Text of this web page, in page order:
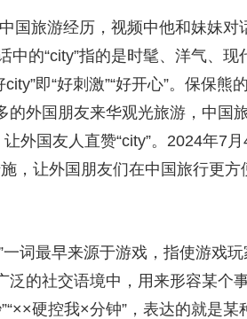
国旅游经历，视频中他和妹妹对
的“city”指的是时髦、洋气、
即“好刺激”“好开心”。保保
外国朋友来华观光旅游，中国
外国友人直赞“city”。2024年7
，让外国朋友们在中国旅行更
一词最早来源于游戏，指使游戏
泛的社交语境中，用来形容某个
硬控我×分钟”，表达的就是